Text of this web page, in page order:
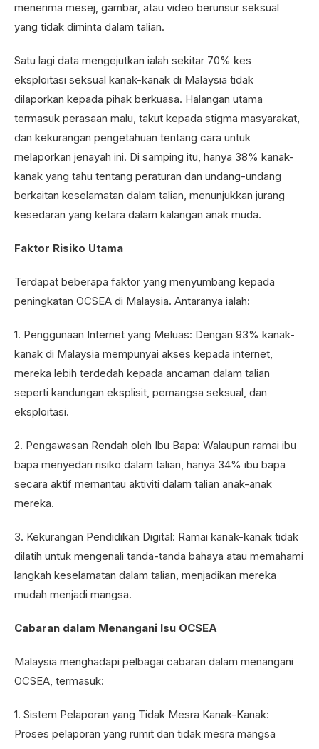
menerima mesej, gambar, atau video berunsur seksual
yang tidak diminta dalam talian.
Satu lagi data mengejutkan ialah sekitar 70% kes
eksploitasi seksual kanak-kanak di Malaysia tidak
dilaporkan kepada pihak berkuasa. Halangan utama
termasuk perasaan malu, takut kepada stigma masyarakat,
dan kekurangan pengetahuan tentang cara untuk
melaporkan jenayah ini. Di samping itu, hanya 38% kanak-
kanak yang tahu tentang peraturan dan undang-undang
berkaitan keselamatan dalam talian, menunjukkan jurang
kesedaran yang ketara dalam kalangan anak muda.
Faktor Risiko Utama
Terdapat beberapa faktor yang menyumbang kepada
peningkatan OCSEA di Malaysia. Antaranya ialah:
1. Penggunaan Internet yang Meluas: Dengan 93% kanak-
kanak di Malaysia mempunyai akses kepada internet,
mereka lebih terdedah kepada ancaman dalam talian
seperti kandungan eksplisit, pemangsa seksual, dan
eksploitasi.
2. Pengawasan Rendah oleh Ibu Bapa: Walaupun ramai ibu
bapa menyedari risiko dalam talian, hanya 34% ibu bapa
secara aktif memantau aktiviti dalam talian anak-anak
mereka.
3. Kekurangan Pendidikan Digital: Ramai kanak-kanak tidak
dilatih untuk mengenali tanda-tanda bahaya atau memahami
langkah keselamatan dalam talian, menjadikan mereka
mudah menjadi mangsa.
Cabaran dalam Menangani Isu OCSEA
Malaysia menghadapi pelbagai cabaran dalam menangani
OCSEA, termasuk:
1. Sistem Pelaporan yang Tidak Mesra Kanak-Kanak:
Proses pelaporan yang rumit dan tidak mesra mangsa